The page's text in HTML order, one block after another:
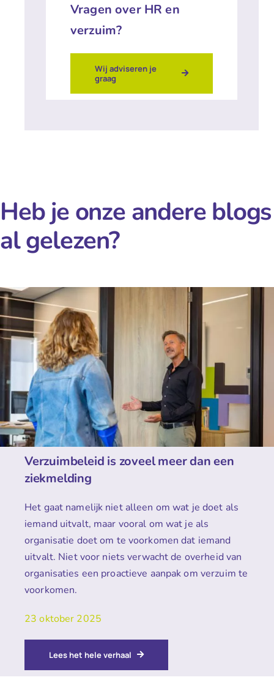
Vragen over HR en
verzuim?
Wij adviseren je
graag
Heb je onze andere blogs
al gelezen?
Verzuimbeleid is zoveel meer dan een
ziekmelding
Het gaat namelijk niet alleen om wat je doet als
iemand uitvalt, maar vooral om wat je als
organisatie doet om te voorkomen dat iemand
uitvalt. Niet voor niets verwacht de overheid van
organisaties een proactieve aanpak om verzuim te
voorkomen.
23 oktober 2025
Lees het hele verhaal